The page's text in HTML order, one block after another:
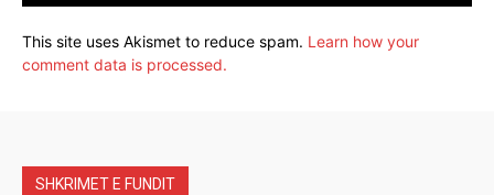
This site uses Akismet to reduce spam. Learn how your
comment data is processed.
SHKRIMET E FUNDIT